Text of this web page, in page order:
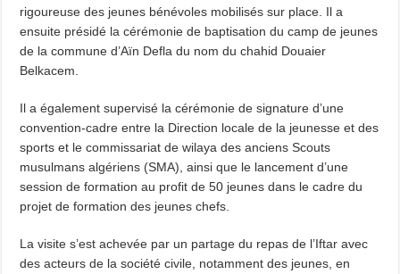
rigoureuse des jeunes bénévoles mobilisés sur place. Il a
ensuite présidé la cérémonie de baptisation du camp de jeunes
de la commune d’Aïn Defla du nom du chahid Douaier
Belkacem.
Il a également supervisé la cérémonie de signature d’une
convention-cadre entre la Direction locale de la jeunesse et des
sports et le commissariat de wilaya des anciens Scouts
musulmans algériens (SMA), ainsi que le lancement d’une
session de formation au profit de 50 jeunes dans le cadre du
projet de formation des jeunes chefs.
La visite s’est achevée par un partage du repas de l’Iftar avec
des acteurs de la société civile, notamment des jeunes, en